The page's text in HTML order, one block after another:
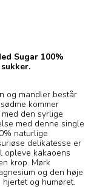
Sugar 100%
og mandler består
kommer
den syrlige
med denne single
naturlige
delikatesse er
opleve kakaoens
krop. Mørk
og den høje
og humøret.